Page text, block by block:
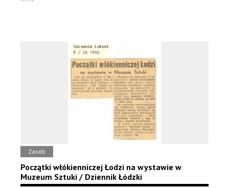
Zasób
Początki włókienniczej Łodzi na wystawie w
Muzeum Sztuki / Dziennik Łódzki